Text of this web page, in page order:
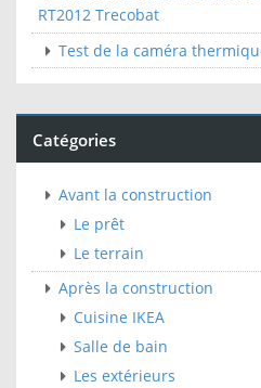
RT2012 Trecobat
Test de la caméra
Catégories
Avant la construction
Le prêt
Le terrain
Après la construction
Cuisine IKEA
Salle de bain
Les extérieurs